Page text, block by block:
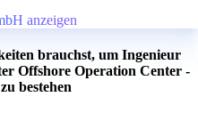
anzeigen
brauchst, um Ingenieur
Offshore Operation Center -
bestehen